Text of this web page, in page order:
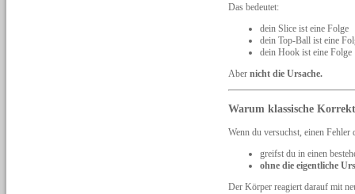
Das bedeutet:
dein Slice ist eine Folge
dein Top-Ball ist eine
dein Hook ist eine Folge
Aber nicht die Ursache.
Warum klassische
Wenn du versuchst, einen
greifst du in einen
ohne die eigentliche
Der Körper reagiert darauf mit